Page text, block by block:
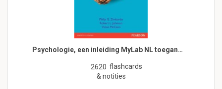
Psychologie, een inleiding MyLab NL toegan…
2620 flashcards
& notities